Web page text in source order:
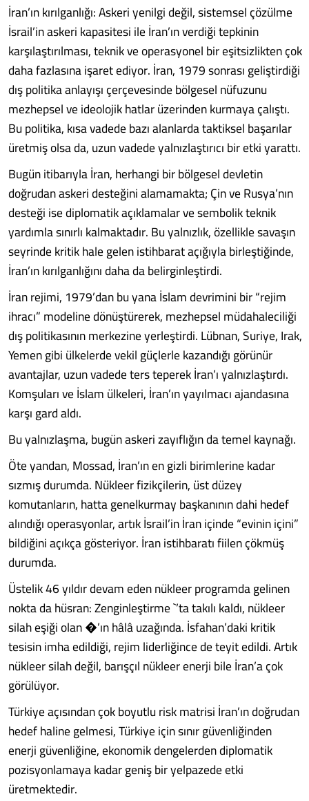
İran’ın kırılganlığı: Askeri yenilgi değil, sistemsel çözülme
İsrail’in askeri kapasitesi ile İran’ın verdiği tepkinin
karşılaştırılması, teknik ve operasyonel bir eşitsizlikten çok
daha fazlasına işaret ediyor. İran, 1979 sonrası geliştirdiği
dış politika anlayışı çerçevesinde bölgesel nüfuzunu
mezhepsel ve ideolojik hatlar üzerinden kurmaya çalıştı.
Bu politika, kısa vadede bazı alanlarda taktiksel başarılar
üretmiş olsa da, uzun vadede yalnızlaştırıcı bir etki yarattı.
Bugün itibarıyla İran, herhangi bir bölgesel devletin
doğrudan askeri desteğini alamamakta; Çin ve Rusya’nın
desteği ise diplomatik açıklamalar ve sembolik teknik
yardımla sınırlı kalmaktadır. Bu yalnızlık, özellikle savaşın
seyrinde kritik hale gelen istihbarat açığıyla birleştiğinde,
İran’ın kırılganlığını daha da belirginleştirdi.
İran rejimi, 1979’dan bu yana İslam devrimini bir “rejim
ihracı” modeline dönüştürerek, mezhepsel müdahaleciliği
dış politikasının merkezine yerleştirdi. Lübnan, Suriye, Irak,
Yemen gibi ülkelerde vekil güçlerle kazandığı görünür
avantajlar, uzun vadede ters teperek İran’ı yalnızlaştırdı.
Komşuları ve İslam ülkeleri, İran’ın yayılmacı ajandasına
karşı gard aldı.
Bu yalnızlaşma, bugün askeri zayıflığın da temel kaynağı.
Öte yandan, Mossad, İran’ın en gizli birimlerine kadar
sızmış durumda. Nükleer fizikçilerin, üst düzey
komutanların, hatta genelkurmay başkanının dahi hedef
alındığı operasyonlar, artık İsrail’in İran içinde “evinin içini”
bildiğini açıkça gösteriyor. İran istihbaratı fiilen çökmüş
durumda.
Üstelik 46 yıldır devam eden nükleer programda gelinen
nokta da hüsran: Zenginleştirme `’ta takılı kaldı, nükleer
silah eşiği olan �’ın hâlâ uzağında. İsfahan’daki kritik
tesisin imha edildiği, rejim liderliğince de teyit edildi. Artık
nükleer silah değil, barışçıl nükleer enerji bile İran’a çok
görülüyor.
Türkiye açısından çok boyutlu risk matrisi İran’ın doğrudan
hedef haline gelmesi, Türkiye için sınır güvenliğinden
enerji güvenliğine, ekonomik dengelerden diplomatik
pozisyonlamaya kadar geniş bir yelpazede etki
üretmektedir.